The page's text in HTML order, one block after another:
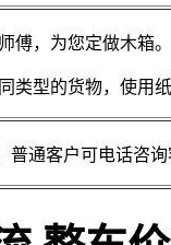
傅，为您定做木箱
类型的货物，使用
通客户可电话咨